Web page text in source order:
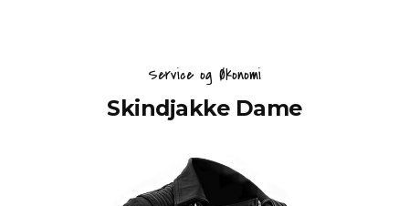
Service og Økonomi
Skindjakke Dame